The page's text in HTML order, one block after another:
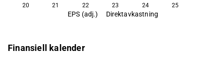
20
21 22 23 24 25
EPS (adj.) Direktavkastning
Finansiell kalender